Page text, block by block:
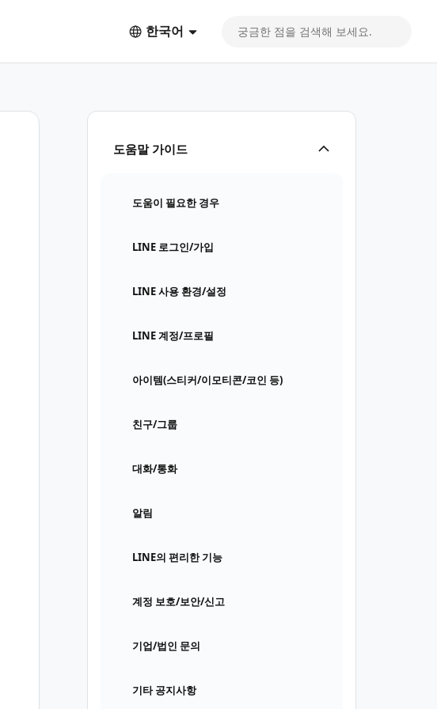
한국어
도움말 가이드
도움이 필요한 경우
LINE 로그인/가입
LINE 사용 환경/설정
LINE 계정/프로필
아이템(스티커/이모티콘/코인 등)
친구/그룹
대화/통화
알림
LINE의 편리한 기능
계정 보호/보안/신고
기업/법인 문의
기타 공지사항